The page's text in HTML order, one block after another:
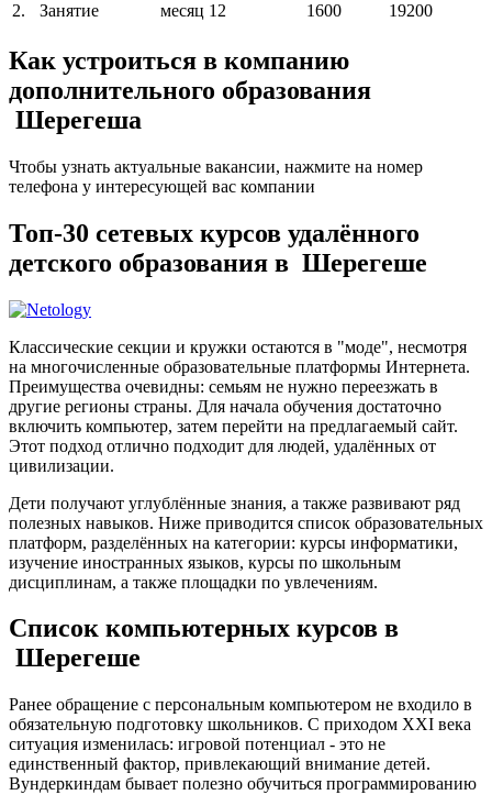
2.
Занятие месяц 12 1600 19200
Как устроиться в компанию
дополнительного образования
Шерегеша
Чтобы узнать актуальные вакансии, нажмите на номер
телефона у интересующей вас компании
Топ-30 сетевых курсов удалённого
детского образования в Шерегеше
Классические секции и кружки остаются в "моде", несмотря
на многочисленные образовательные платформы Интернета.
Преимущества очевидны: семьям не нужно переезжать в
другие регионы страны. Для начала обучения достаточно
включить компьютер, затем перейти на предлагаемый сайт.
Этот подход отлично подходит для людей, удалённых от
цивилизации.
Дети получают углублённые знания, а также развивают ряд
полезных навыков. Ниже приводится список образовательных
платформ, разделённых на категории: курсы информатики,
изучение иностранных языков, курсы по школьным
дисциплинам, а также площадки по увлечениям.
Список компьютерных курсов в
Шерегеше
Ранее обращение с персональным компьютером не входило в
обязательную подготовку школьников. С приходом XXI века
ситуация изменилась: игровой потенциал - это не
единственный фактор, привлекающий внимание детей.
Вундеркиндам бывает полезно обучиться программированию